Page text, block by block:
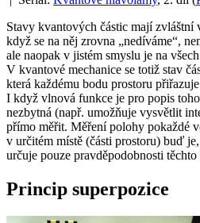
Stavy kvantových částic mají zvláštní
když se na něj zrovna „nedíváme“,
ale naopak v jistém smyslu je na
V kvantové mechanice se totiž stav
která každému bodu prostoru
I když vlnová funkce je pro popis
nezbytná (např. umožňuje vysvětlit
přímo měřit. Měření polohy pokaždé
v určitém místě (části prostoru) buď
určuje pouze pravděpodobnosti
Princip superpozice